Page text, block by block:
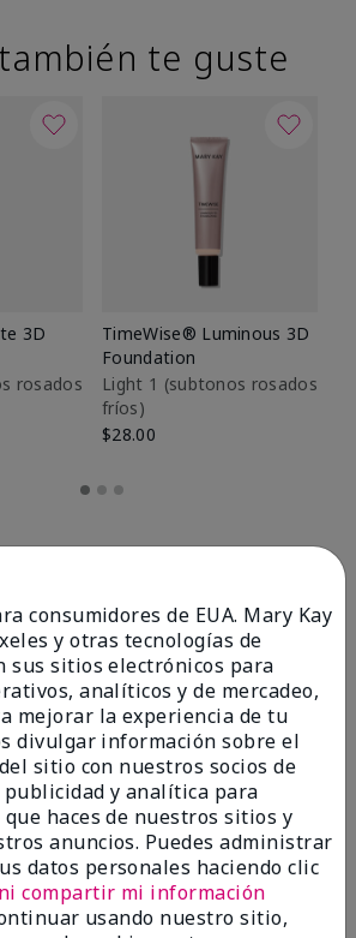
te guste
3D
rosados
TimeWise® Luminous 3D
Foundation
Light 1​ (subtonos rosados
fríos)
$28.00
4.8
consumidores de EUA. Mary Kay
y otras tecnologías de
sus sitios electrónicos para
analíticos y de mercadeo,
mejorar la experiencia de tu
divulgar información sobre el
sitio con nuestros socios de
publicidad y analítica para
haces de nuestros sitios y
anuncios. Puedes administrar
datos personales haciendo clic
compartir mi información
usando nuestro sitio,